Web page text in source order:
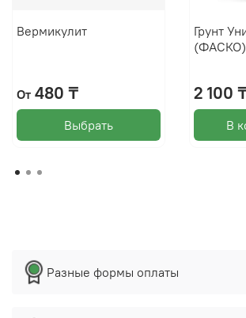
Вермикулит
От480 ₸
Выбрать
Грунт
2 100
В
Разные формы оплаты